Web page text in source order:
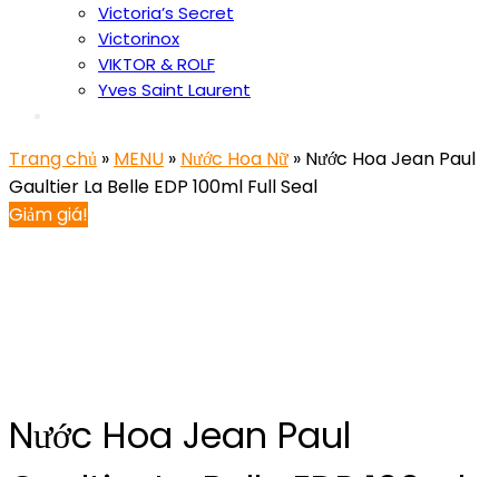
Victoria’s Secret
Victorinox
VIKTOR & ROLF
Yves Saint Laurent
Trang chủ » MENU » Nước Hoa Nữ » Nước Hoa Jean Paul
Gaultier La Belle EDP 100ml Full Seal
Giảm giá!
Nước Hoa Jean Paul